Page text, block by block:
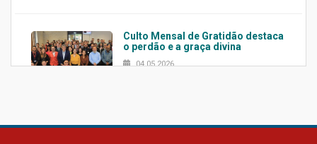
Culto Mensal de Gratidão destaca
o perdão e a graça divina
04.05.2026
Confira como foi o culto mensal